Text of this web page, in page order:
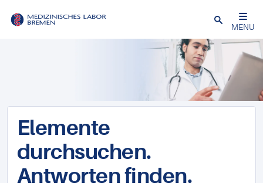
Schließen
MENU
Elemente
durchsuchen.
Antworten finden.